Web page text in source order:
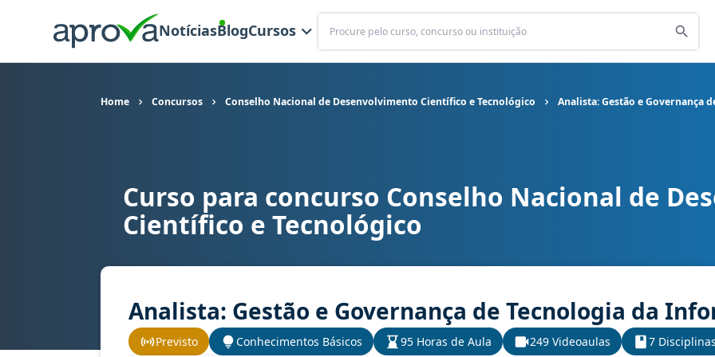
NotíciasBlogCursos
Buscar
Home Concursos Conselho Nacional de Desenvolvimento Científico e Tecnológico Analista: Gestão e Governança
Curso para concurso CNPQ - Conselho Nacional de Desenvolvimento Científico e Tecnológico cargo Analista:
Curso para concurso Conselho Nacional de
Científico e Tecnológico
Analista: Gestão e Governança de Tecnologia da
Previsto Conhecimentos Básicos 95 Horas de Aula 249 Videoaulas 7 Disciplinas